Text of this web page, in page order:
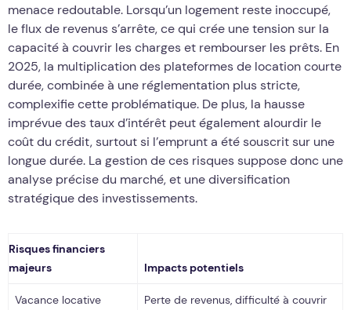
menace redoutable. Lorsqu’un logement reste inoccupé,
le flux de revenus s’arrête, ce qui crée une tension sur la
capacité à couvrir les charges et rembourser les prêts. En
2025, la multiplication des plateformes de location courte
durée, combinée à une réglementation plus stricte,
complexifie cette problématique. De plus, la hausse
imprévue des taux d’intérêt peut également alourdir le
coût du crédit, surtout si l’emprunt a été souscrit sur une
longue durée. La gestion de ces risques suppose donc une
analyse précise du marché, et une diversification
stratégique des investissements.
Risques financiers
majeurs
Impacts potentiels
Vacance locative
Perte de revenus, difficulté à couvrir